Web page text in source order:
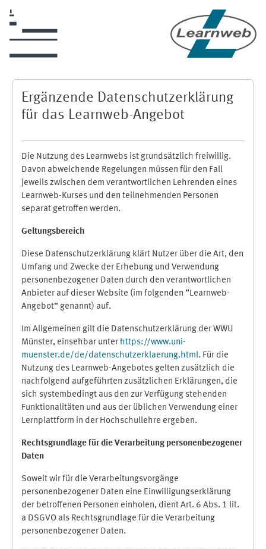
Ergänzende Datenschutzerklärung
für das Learnweb-Angebot
Die Nutzung des Learnwebs ist grundsätzlich freiwillig.
Davon abweichende Regelungen müssen für den Fall
jeweils zwischen dem verantwortlichen Lehrenden eines
Learnweb-Kurses und den teilnehmenden Personen
separat getroffen werden.
Geltungsbereich
Diese Datenschutzerklärung klärt Nutzer über die Art, den
Umfang und Zwecke der Erhebung und Verwendung
personenbezogener Daten durch den verantwortlichen
Anbieter auf dieser Website (im folgenden “Learnweb-
Angebot” genannt) auf.
Im Allgemeinen gilt die Datenschutzerklärung der WWU
Münster, einsehbar unter https://www.uni-
muenster.de/de/datenschutzerklaerung.html. Für die
Nutzung des Learnweb-Angebotes gelten zusätzlich die
nachfolgend aufgeführten zusätzlichen Erklärungen, die
sich systembedingt aus den zur Verfügung stehenden
Funktionalitäten und aus der üblichen Verwendung einer
Lernplattform in der Hochschullehre ergeben.
Rechtsgrundlage für die Verarbeitung personenbezogener
Daten
Soweit wir für die Verarbeitungsvorgänge
personenbezogener Daten eine Einwilligungserklärung
der betroffenen Personen einholen, dient Art. 6 Abs. 1 lit.
a DSGVO als Rechtsgrundlage für die Verarbeitung
personenbezogener Daten.